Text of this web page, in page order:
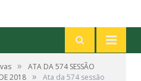
»
ATA DA 574 SESSÃO
2018 »
Ata da 574 sessão